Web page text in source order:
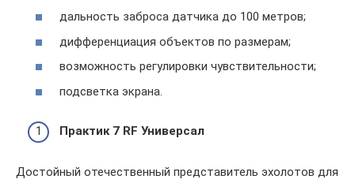
дальность заброса датчика до 100 метров;
дифференциация объектов по размерам;
возможность регулировки чувствительности;
подсветка экрана.
Практик 7 RF Универсал
Достойный отечественный представитель эхолотов для